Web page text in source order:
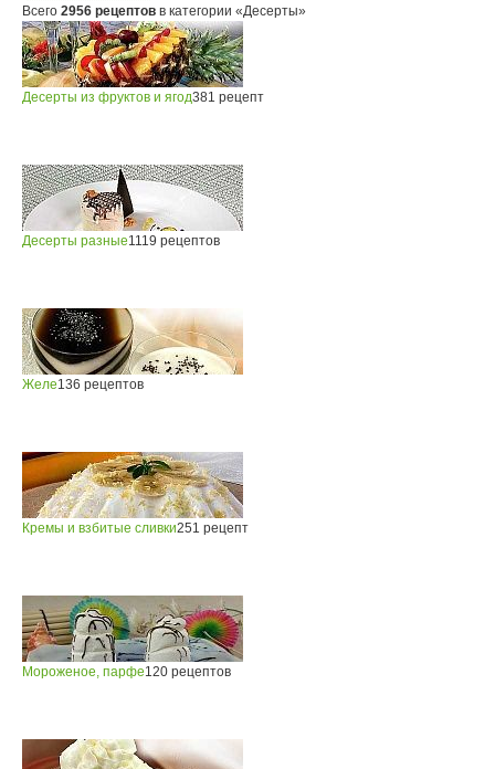
Всего 2956 рецептов в категории «Десерты»
Десерты из фруктов и ягод381 рецепт
Десерты разные1119 рецептов
Желе136 рецептов
Кремы и взбитые сливки251 рецепт
Мороженое, парфе120 рецептов